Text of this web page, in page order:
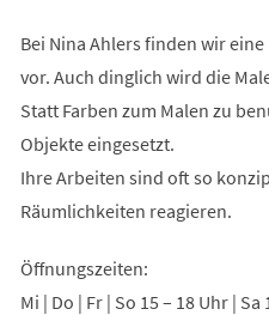
Bei Nina Ahlers finden wir
vor. Auch dinglich wird die
Statt Farben zum Malen zu
Objekte eingesetzt.
Ihre Arbeiten sind oft so
Räumlichkeiten reagieren.
Öffnungszeiten:
Mi | Do | Fr | So 15 – 18 Uhr | Sa